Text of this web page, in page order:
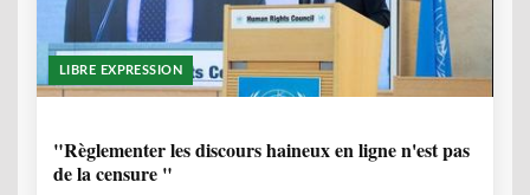
LIBRE EXPRESSION
"Règlementer les discours haineux en ligne n'est pas
de la censure "